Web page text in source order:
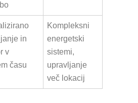
in
v
času
Kompleksni
energetski
sistemi,
upravljanje
več lokacij